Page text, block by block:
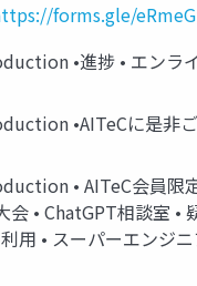
forms.gle/
•進捗 • エンラ
•AITeCに是非
• AITeC会員限
会 • ChatGPT相談室 •
用 • スーパーエンジ